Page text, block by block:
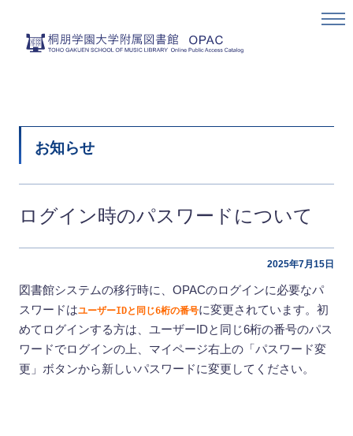
お知らせ
ログイン時のパスワードについて
2025年7月15日
図書館システムの移行時に、OPACのログインに必要なパ
スワードはユーザーIDと同じ6桁の番号に変更されています。初
めてログインする方は、ユーザーIDと同じ6桁の番号のパス
ワードでログインの上、マイページ右上の「パスワード変
更」ボタンから新しいパスワードに変更してください。